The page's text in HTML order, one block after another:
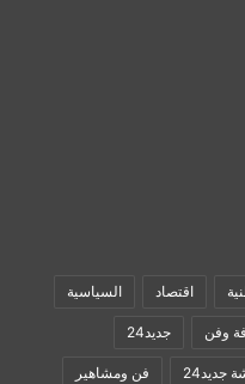
اقتصاد السياسية
وفن جديد24
جديد24 فن ومشاهير